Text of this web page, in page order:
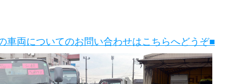
車両についてのお問い合わせはこちらへどうぞ■